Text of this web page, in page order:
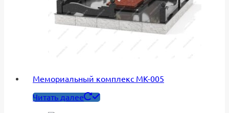
Мемориальный комплекс МК-005
Читать далее